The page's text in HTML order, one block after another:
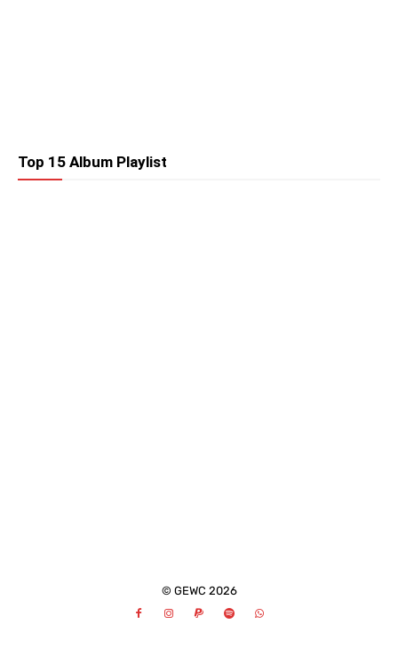
Top 15 Album Playlist
© GEWC 2026